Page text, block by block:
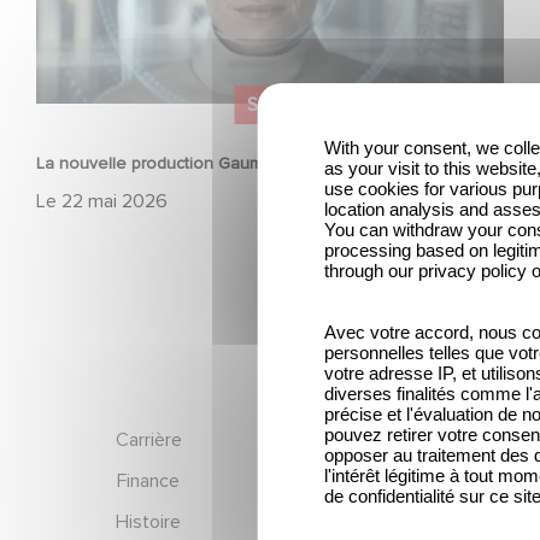
SÉRIE
La nouvelle production Gaumont USA : « Futuro Desierto »
Le 22 mai 2026
Carrière
Equipe dirigeante
Finance
Gaumont Connect
Histoire
With your consent, we
as your visit to this
use cookies for various
location analysis and
You can withdraw your
processing based on
through our privacy policy
Avec votre accord, nous
personnelles telles que
votre adresse IP, et
diverses finalités comme
précise et l'évaluation de
pouvez retirer votre
opposer au traitement des
l'intérêt légitime à tout
de confidentialité sur ce